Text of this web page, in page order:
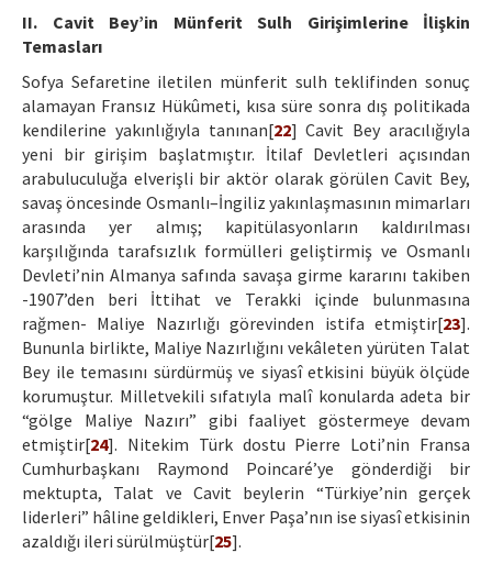
II. Cavit Bey’in Münferit Sulh Girişimlerine İlişkin
Temasları
Sofya Sefaretine iletilen münferit sulh teklifinden sonuç
alamayan Fransız Hükûmeti, kısa süre sonra dış politikada
kendilerine yakınlığıyla tanınan[22] Cavit Bey aracılığıyla
yeni bir girişim başlatmıştır. İtilaf Devletleri açısından
arabuluculuğa elverişli bir aktör olarak görülen Cavit Bey,
savaş öncesinde Osmanlı–İngiliz yakınlaşmasının mimarları
arasında yer almış; kapitülasyonların kaldırılması
karşılığında tarafsızlık formülleri geliştirmiş ve Osmanlı
Devleti’nin Almanya safında savaşa girme kararını takiben
-1907’den beri İttihat ve Terakki içinde bulunmasına
rağmen- Maliye Nazırlığı görevinden istifa etmiştir[23].
Bununla birlikte, Maliye Nazırlığını vekâleten yürüten Talat
Bey ile temasını sürdürmüş ve siyasî etkisini büyük ölçüde
korumuştur. Milletvekili sıfatıyla malî konularda adeta bir
“gölge Maliye Nazırı” gibi faaliyet göstermeye devam
etmiştir[24]. Nitekim Türk dostu Pierre Loti’nin Fransa
Cumhurbaşkanı Raymond Poincaré’ye gönderdiği bir
mektupta, Talat ve Cavit beylerin “Türkiye’nin gerçek
liderleri” hâline geldikleri, Enver Paşa’nın ise siyasî etkisinin
azaldığı ileri sürülmüştür[25].